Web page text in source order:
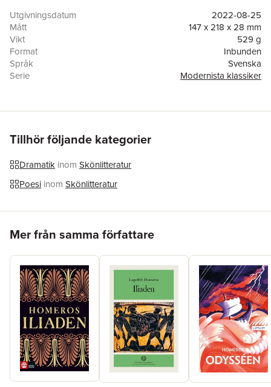
nymfer och lockande men hotfulla sirener.
Hemma på Ithaka gör sonen Telemachos allt för att freda sin
mor, och Odysseus får in i det sista använda all sin list och
förslagenhet.
I svensk översättning av Erland Lagerlöf.
HOMEROS vet man ytterst lite om; mytbildningen har framställt
poesi.Odysséendateras vanligen till det sena 700-talet f.Kr.
Utgivningsdatum
2022-08-25
Mått
147 x 218 x 28 mm
Vikt
529 g
Format
Inbunden
Språk
Svenska
Serie
Modernista klassiker
ISBN
9789180235372
Översättare
Tillhör följande kategorier
Dramatik inom Skönlitteratur
Poesi inom Skönlitteratur
Mer från samma författare